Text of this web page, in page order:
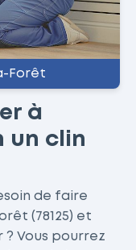
Forêt
à
un clin
de faire
(78125) et
? Vous pourrez